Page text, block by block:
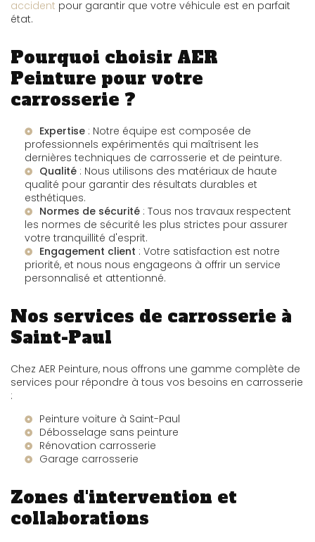
accident pour garantir que votre véhicule est en parfait
état.
Pourquoi choisir AER
Peinture pour votre
carrosserie ?
Expertise : Notre équipe est composée de
professionnels expérimentés qui maîtrisent les
dernières techniques de carrosserie et de peinture.
Qualité : Nous utilisons des matériaux de haute
qualité pour garantir des résultats durables et
esthétiques.
Normes de sécurité : Tous nos travaux respectent
les normes de sécurité les plus strictes pour assurer
votre tranquillité d'esprit.
Engagement client : Votre satisfaction est notre
priorité, et nous nous engageons à offrir un service
personnalisé et attentionné.
Nos services de carrosserie à
Saint-Paul
Chez AER Peinture, nous offrons une gamme complète de
services pour répondre à tous vos besoins en carrosserie
:
Peinture voiture à Saint-Paul
Débosselage sans peinture
Rénovation carrosserie
Garage carrosserie
Zones d'intervention et
collaborations